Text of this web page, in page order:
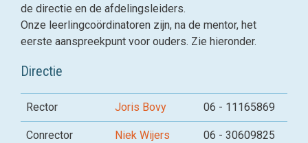
de directie en de afdelingsleiders.
Onze leerlingcoördinatoren zijn, na de mentor, het
eerste aanspreekpunt voor ouders. Zie hieronder.
Directie
Rector Joris Bovy 06 - 11165869
Conrector Niek Wijers 06 - 30609825